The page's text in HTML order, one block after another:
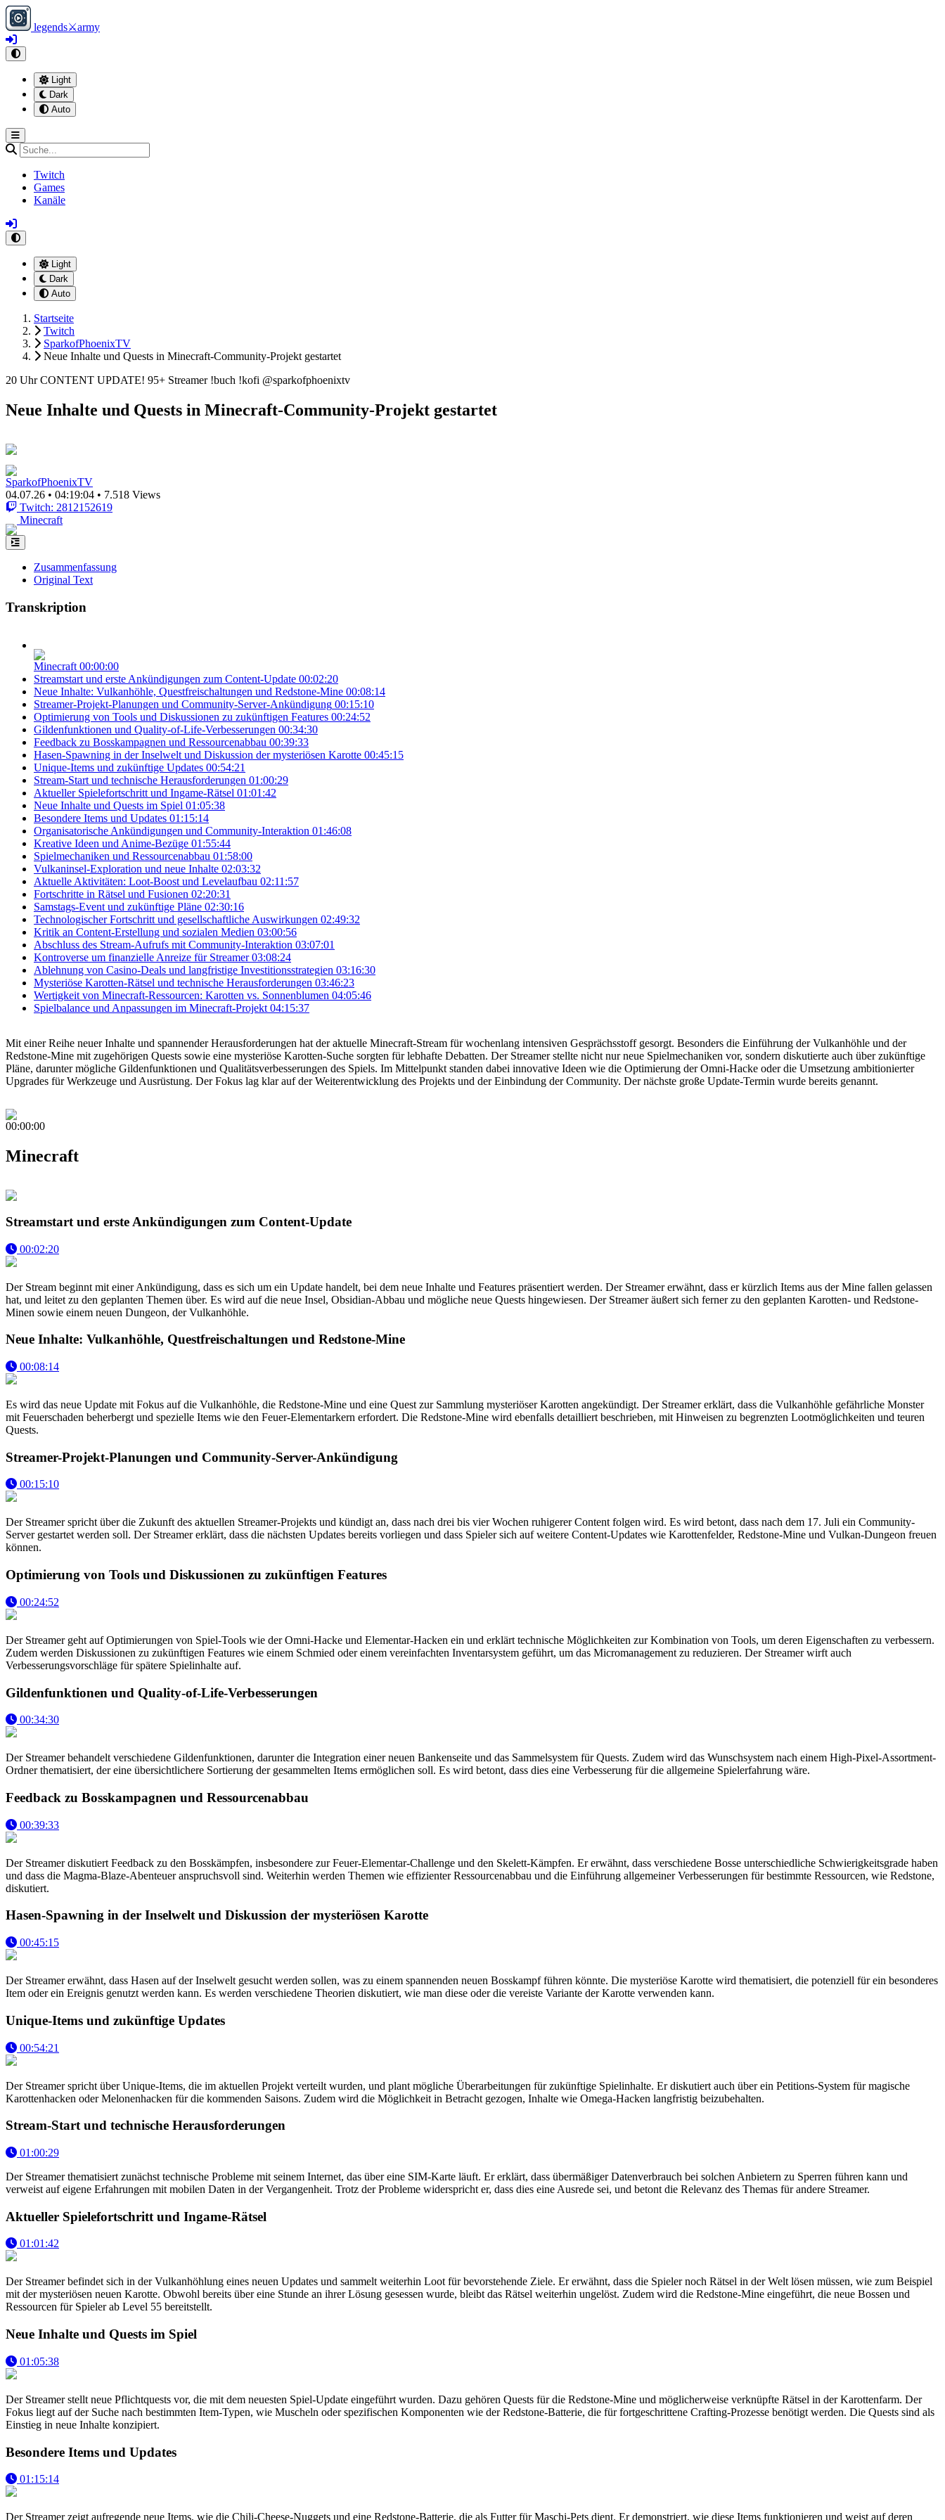
legends⚔army
Light
Dark
Auto
Twitch
Games
Kanäle
Light
Dark
Auto
Startseite
Twitch
SparkofPhoenixTV
Neue Inhalte und Quests in Minecraft-Community-Projekt gestartet
20 Uhr CONTENT UPDATE! 95+ Streamer !buch !kofi @sparkofphoenixtv
Neue Inhalte und Quests in Minecraft-Community-Projekt gestartet
SparkofPhoenixTV
04.07.26 • 04:19:04 • 7.518 Views
Twitch: 2812152619
Minecraft
Zusammenfassung
Original Text
Transkription
Minecraft 00:00:00
Streamstart und erste Ankündigungen zum Content-Update 00:02:20
Neue Inhalte: Vulkanhöhle, Questfreischaltungen und Redstone-Mine 00:08:14
Streamer-Projekt-Planungen und Community-Server-Ankündigung 00:15:10
Optimierung von Tools und Diskussionen zu zukünftigen Features 00:24:52
Gildenfunktionen und Quality-of-Life-Verbesserungen 00:34:30
Feedback zu Bosskampagnen und Ressourcenabbau 00:39:33
Hasen-Spawning in der Inselwelt und Diskussion der mysteriösen Karotte 00:45:15
Unique-Items und zukünftige Updates 00:54:21
Stream-Start und technische Herausforderungen 01:00:29
Aktueller Spielefortschritt und Ingame-Rätsel 01:01:42
Neue Inhalte und Quests im Spiel 01:05:38
Besondere Items und Updates 01:15:14
Organisatorische Ankündigungen und Community-Interaktion 01:46:08
Kreative Ideen und Anime-Bezüge 01:55:44
Spielmechaniken und Ressourcenabbau 01:58:00
Vulkaninsel-Exploration und neue Inhalte 02:03:32
Aktuelle Aktivitäten: Loot-Boost und Levelaufbau 02:11:57
Fortschritte in Rätsel und Fusionen 02:20:31
Samstags-Event und zukünftige Pläne 02:30:16
Technologischer Fortschritt und gesellschaftliche Auswirkungen 02:49:32
Kritik an Content-Erstellung und sozialen Medien 03:00:56
Abschluss des Stream-Aufrufs mit Community-Interaktion 03:07:01
Kontroverse um finanzielle Anreize für Streamer 03:08:24
Ablehnung von Casino-Deals und langfristige Investitionsstrategien 03:16:30
Mysteriöse Karotten-Rätsel und technische Herausforderungen 03:46:23
Wertigkeit von Minecraft-Ressourcen: Karotten vs. Sonnenblumen 04:05:46
Spielbalance und Anpassungen im Minecraft-Projekt 04:15:37
Mit einer Reihe neuer Inhalte und spannender Herausforderungen hat der aktuelle Minecraft-Stream für wochenlang intensiven Gesprächsstoff gesorgt. Besonders die Einführung der Vulkanhöhle und der
Redstone-Mine mit zugehörigen Quests sowie eine mysteriöse Karotten-Suche sorgten für lebhafte Debatten. Der Streamer stellte nicht nur neue Spielmechaniken vor, sondern diskutierte auch über zukünftige
Pläne, darunter mögliche Gildenfunktionen und Qualitätsverbesserungen des Spiels. Im Mittelpunkt standen dabei innovative Ideen wie die Optimierung der Omni-Hacke oder die Umsetzung ambitionierter
Upgrades für Werkzeuge und Ausrüstung. Der Fokus lag klar auf der Weiterentwicklung des Projekts und der Einbindung der Community. Der nächste große Update-Termin wurde bereits genannt.
00:00:00
Minecraft
Streamstart und erste Ankündigungen zum Content-Update
00:02:20
Der Stream beginnt mit einer Ankündigung, dass es sich um ein Update handelt, bei dem neue Inhalte und Features präsentiert werden. Der Streamer erwähnt, dass er kürzlich Items aus der Mine fallen gelassen
hat, und leitet zu den geplanten Themen über. Es wird auf die neue Insel, Obsidian-Abbau und mögliche neue Quests hingewiesen. Der Streamer äußert sich ferner zu den geplanten Karotten- und Redstone-
Minen sowie einem neuen Dungeon, der Vulkanhöhle.
Neue Inhalte: Vulkanhöhle, Questfreischaltungen und Redstone-Mine
00:08:14
Es wird das neue Update mit Fokus auf die Vulkanhöhle, die Redstone-Mine und eine Quest zur Sammlung mysteriöser Karotten angekündigt. Der Streamer erklärt, dass die Vulkanhöhle gefährliche Monster
mit Feuerschaden beherbergt und spezielle Items wie den Feuer-Elementarkern erfordert. Die Redstone-Mine wird ebenfalls detailliert beschrieben, mit Hinweisen zu begrenzten Lootmöglichkeiten und teuren
Quests.
Streamer-Projekt-Planungen und Community-Server-Ankündigung
00:15:10
Der Streamer spricht über die Zukunft des aktuellen Streamer-Projekts und kündigt an, dass nach drei bis vier Wochen ruhigerer Content folgen wird. Es wird betont, dass nach dem 17. Juli ein Community-
Server gestartet werden soll. Der Streamer erklärt, dass die nächsten Updates bereits vorliegen und dass Spieler sich auf weitere Content-Updates wie Karottenfelder, Redstone-Mine und Vulkan-Dungeon freuen
können.
Optimierung von Tools und Diskussionen zu zukünftigen Features
00:24:52
Der Streamer geht auf Optimierungen von Spiel-Tools wie der Omni-Hacke und Elementar-Hacken ein und erklärt technische Möglichkeiten zur Kombination von Tools, um deren Eigenschaften zu verbessern.
Zudem werden Diskussionen zu zukünftigen Features wie einem Schmied oder einem vereinfachten Inventarsystem geführt, um das Micromanagement zu reduzieren. Der Streamer wirft auch
Verbesserungsvorschläge für spätere Spielinhalte auf.
Gildenfunktionen und Quality-of-Life-Verbesserungen
00:34:30
Der Streamer behandelt verschiedene Gildenfunktionen, darunter die Integration einer neuen Bankenseite und das Sammelsystem für Quests. Zudem wird das Wunschsystem nach einem High-Pixel-Assortment-
Ordner thematisiert, der eine übersichtlichere Sortierung der gesammelten Items ermöglichen soll. Es wird betont, dass dies eine Verbesserung für die allgemeine Spielerfahrung wäre.
Feedback zu Bosskampagnen und Ressourcenabbau
00:39:33
Der Streamer diskutiert Feedback zu den Bosskämpfen, insbesondere zur Feuer-Elementar-Challenge und den Skelett-Kämpfen. Er erwähnt, dass verschiedene Bosse unterschiedliche Schwierigkeitsgrade haben
und dass die Magma-Blaze-Abenteuer anspruchsvoll sind. Weiterhin werden Themen wie effizienter Ressourcenabbau und die Einführung allgemeiner Verbesserungen für bestimmte Ressourcen, wie Redstone,
diskutiert.
Hasen-Spawning in der Inselwelt und Diskussion der mysteriösen Karotte
00:45:15
Der Streamer erwähnt, dass Hasen auf der Inselwelt gesucht werden sollen, was zu einem spannenden neuen Bosskampf führen könnte. Die mysteriöse Karotte wird thematisiert, die potenziell für ein besonderes
Item oder ein Ereignis genutzt werden kann. Es werden verschiedene Theorien diskutiert, wie man diese oder die vereiste Variante der Karotte verwenden kann.
Unique-Items und zukünftige Updates
00:54:21
Der Streamer spricht über Unique-Items, die im aktuellen Projekt verteilt wurden, und plant mögliche Überarbeitungen für zukünftige Spielinhalte. Er diskutiert auch über ein Petitions-System für magische
Karottenhacken oder Melonenhacken für die kommenden Saisons. Zudem wird die Möglichkeit in Betracht gezogen, Inhalte wie Omega-Hacken langfristig beizubehalten.
Stream-Start und technische Herausforderungen
01:00:29
Der Streamer thematisiert zunächst technische Probleme mit seinem Internet, das über eine SIM-Karte läuft. Er erklärt, dass übermäßiger Datenverbrauch bei solchen Anbietern zu Sperren führen kann und
verweist auf eigene Erfahrungen mit mobilen Daten in der Vergangenheit. Trotz der Probleme widerspricht er, dass dies eine Ausrede sei, und betont die Relevanz des Themas für andere Streamer.
Aktueller Spielefortschritt und Ingame-Rätsel
01:01:42
Der Streamer befindet sich in der Vulkanhöhlung eines neuen Updates und sammelt weiterhin Loot für bevorstehende Ziele. Er erwähnt, dass die Spieler noch Rätsel in der Welt lösen müssen, wie zum Beispiel
mit der mysteriösen neuen Karotte. Obwohl bereits über eine Stunde an ihrer Lösung gesessen wurde, bleibt das Rätsel weiterhin ungelöst. Zudem wird die Redstone-Mine eingeführt, die neue Bossen und
Ressourcen für Spieler ab Level 55 bereitstellt.
Neue Inhalte und Quests im Spiel
01:05:38
Der Streamer stellt neue Pflichtquests vor, die mit dem neuesten Spiel-Update eingeführt wurden. Dazu gehören Quests für die Redstone-Mine und möglicherweise verknüpfte Rätsel in der Karottenfarm. Der
Fokus liegt auf der Suche nach bestimmten Item-Typen, wie Muscheln oder spezifischen Komponenten wie der Redstone-Batterie, die für fortgeschrittene Crafting-Prozesse benötigt werden. Die Quests sind als
Einstieg in neue Inhalte konzipiert.
Besondere Items und Updates
01:15:14
Der Streamer zeigt aufregende neue Items, wie die Chili-Cheese-Nuggets und eine Redstone-Batterie, die als Futter für Maschi-Pets dient. Er demonstriert, wie diese Items funktionieren und weist auf deren